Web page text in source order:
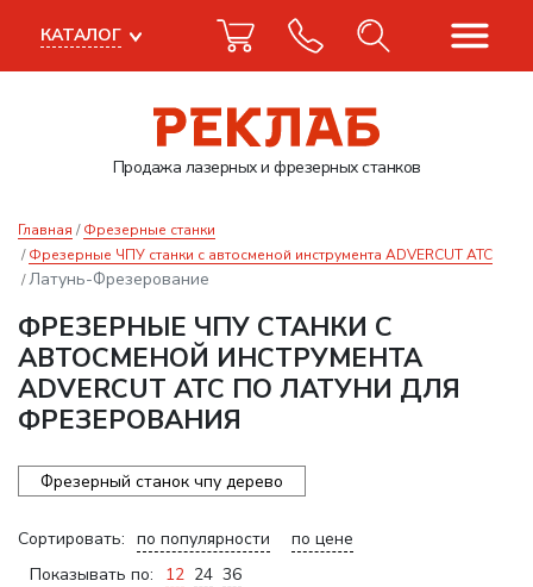
Продажа лазерныхи фрезерных станков
КАТАЛОГ
Главная
Фрезерные станки
Фрезерные ЧПУ станки с автосменой инструмента ADVERCUT ATC
Латунь-Фрезерование
ФРЕЗЕРНЫЕ ЧПУ СТАНКИ С
АВТОСМЕНОЙ ИНСТРУМЕНТА
ADVERCUT ATC ПО ЛАТУНИ ДЛЯ
ФРЕЗЕРОВАНИЯ
Фрезерный станок чпу дерево
Сортировать: по популярности
по цене
Показывать по:
12 24 36